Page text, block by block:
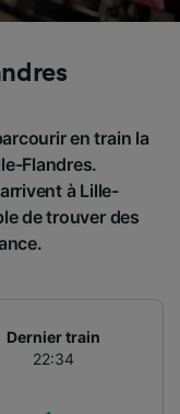
en train la
Flandres.
à Lille-
de trouver des
Dernier train
22:34
à des
contenu,
de